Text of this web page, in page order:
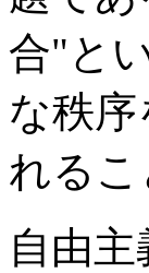
合"と
な秩
れるこ
自由